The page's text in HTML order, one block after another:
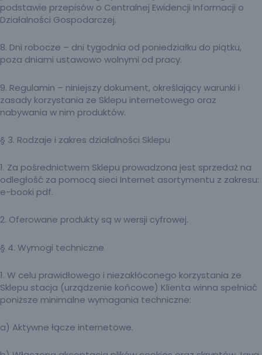
podstawie przepisów o Centralnej Ewidencji Informacji o
Działalności Gospodarczej.
8. Dni robocze – dni tygodnia od poniedziałku do piątku,
poza dniami ustawowo wolnymi od pracy.
9. Regulamin – niniejszy dokument, określający warunki i
zasady korzystania ze Sklepu internetowego oraz
nabywania w nim produktów.
§ 3. Rodzaje i zakres działalności Sklepu
1. Za pośrednictwem Sklepu prowadzona jest sprzedaż na
odległość za pomocą sieci Internet asortymentu z zakresu:
e-booki pdf.
2. Oferowane produkty są w wersji cyfrowej.
§ 4. Wymogi techniczne
1. W celu prawidłowego i niezakłóconego korzystania ze
Sklepu stacja (urządzenie końcowe) Klienta winna spełniać
poniższe minimalne wymagania techniczne:
a) Aktywne łącze internetowe.